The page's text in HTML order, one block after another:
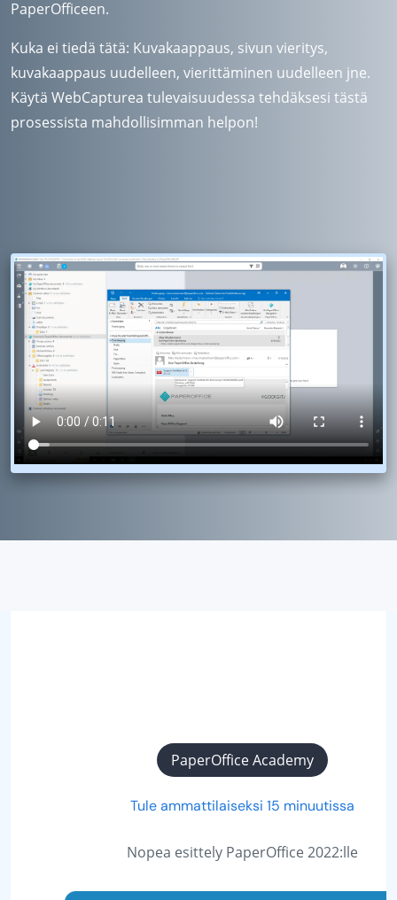
PaperOfficeen.
Kuka ei tiedä tätä: Kuvakaappaus, sivun vieritys,
kuvakaappaus uudelleen, vierittäminen uudelleen jne.
Käytä WebCapturea tulevaisuudessa tehdäksesi tästä
prosessista mahdollisimman helpon!
PaperOffice Academy
Tule ammattilaiseksi 15 minuutissa
Nopea esittely PaperOffice 2022:lle